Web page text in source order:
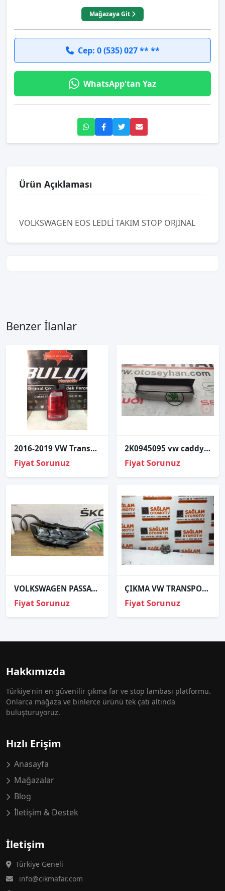
Mağazaya Git
Cep: 0 (535) 027 ** **
WhatsApp'tan Yaz
Ürün Açıklaması
VOLKSWAGEN EOS LEDLİ TAKIM STOP ORJİNAL
Benzer İlanlar
2016-2019 VW Transporter T6 Sağ Arka Stop Parçası
Fiyat Sorunuz
2K0945095 vw caddy 2007 sol stop kaplaması
Fiyat Sorunuz
VOLKSWAGEN PASSAT B8.5 SAĞ FAR ÇIKMA ORJİNAL
Fiyat Sorunuz
ÇIKMA VW TRANSPORTER T4 SOL ARKA STOP DUYUSU
Fiyat Sorunuz
Hakkımızda
Türkiye'nin en güvenilir çıkma far ve stop lambası platformu.
Onlarca mağaza ve binlerce ürünü tek çatı altında
buluşturuyoruz.
Hızlı Erişim
Anasayfa
Mağazalar
Blog
İletişim & Destek
İletişim
Türkiye Geneli
info@cikmafar.com